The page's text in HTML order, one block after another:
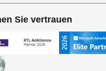
Sie vertrauen